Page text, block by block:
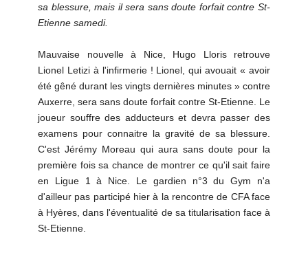
sa blessure, mais il sera sans doute forfait contre St-
Etienne samedi.
Mauvaise nouvelle à Nice, Hugo Lloris retrouve
Lionel Letizi à l'infirmerie ! Lionel, qui avouait « avoir
été gêné durant les vingts dernières minutes » contre
Auxerre, sera sans doute forfait contre St-Etienne. Le
joueur souffre des adducteurs et devra passer des
examens pour connaitre la gravité de sa blessure.
C'est Jérémy Moreau qui aura sans doute pour la
première fois sa chance de montrer ce qu'il sait faire
en Ligue 1 à Nice. Le gardien n°3 du Gym n'a
d'ailleur pas participé hier à la rencontre de CFA face
à Hyères, dans l'éventualité de sa titularisation face à
St-Etienne.